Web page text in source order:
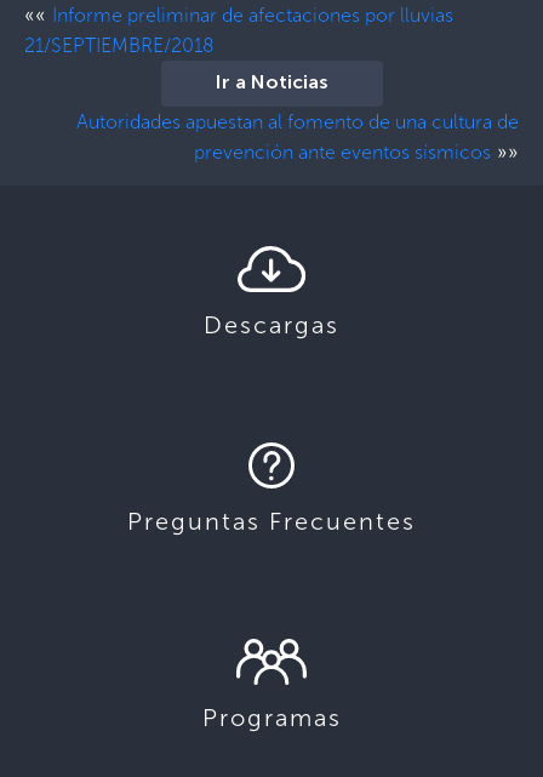
«« Informe preliminar de afectaciones por lluvias
21/SEPTIEMBRE/2018
Ir a Noticias
Autoridades apuestan al fomento de una cultura de
prevención ante eventos sísmicos »»
Descargas
Preguntas Frecuentes
Programas